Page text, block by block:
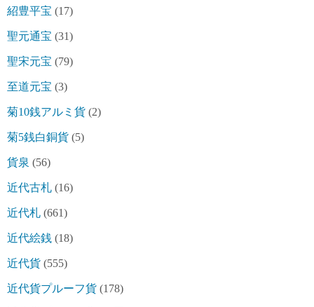
紹豊平宝 (17)
聖元通宝 (31)
聖宋元宝 (79)
至道元宝 (3)
菊10銭アルミ貨 (2)
菊5銭白銅貨 (5)
貨泉 (56)
近代古札 (16)
近代札 (661)
近代絵銭 (18)
近代貨 (555)
近代貨プルーフ貨 (178)